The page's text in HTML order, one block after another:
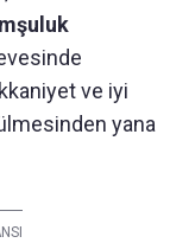
ve iyi
yana